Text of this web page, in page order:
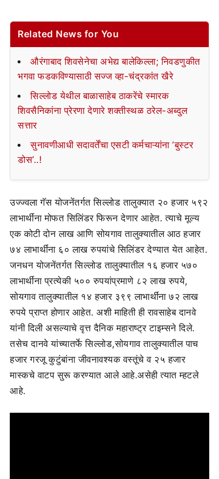
Related News for You
औरंगाबाद शिवसेनेचा अभेद्य बालेकिल्ला; निवडणुकीत
भगवा फडकविण्यासाठी सज्ज व्हा-चंद्रकांत खैरे
सिल्लोड येथील बाळासाहेब ठाकरेंचे स्मारक
शिवसैनिकांना प्रेरणा देणारे शक्तीस्थळ ठरेल-अब्दुल
सत्तार
सुनावणीआधी सदावर्तेंचा एसटी कर्मचाऱ्यांना ‘बुस्टर
डोस’..!
उज्ज्वला गॅस योजनेंतर्गत सिल्लोड तालुक्यात २० हजार ५९२
लाभार्थींना मोफत सिलिंडर फिरून देणार आहेत. त्याचे मूल्य
एक कोटी दोन लाख आणि सोयगाव तालुक्यातील आठ हजार
७४ लाभार्थींना ६० लाख रुपयांचे सिलिंडर देण्यात येत आहेत.
जनधन योजनेंतर्गत सिल्लोड तालुक्यातील १६ हजार ५७०
लाभार्थींना प्रत्येकी ५०० रुपयांप्रमाणे ८२ लाख रुपये,
सोयगाव तालुक्यातील १४ हजार ३९९ लाभार्थींना ७२ लाख
रुपये प्राप्त होणार आहेत. अशी माहिती ही रावसाहेब दानवे
यांनी दिली असल्याचे वृत्त दैनिक महाराष्ट्र टाइम्सने दिले.
तसेच दानवे यांच्यातर्फे सिल्लोड,सोयगाव तालुक्यातील पाच
हजार गरजू कुटुंबांना जीवनावश्यक वस्तूंचे व २५ हजार
मास्कचे वाटप सुरू करण्यात आले आहे.असेही त्यात म्हटले
आहे.